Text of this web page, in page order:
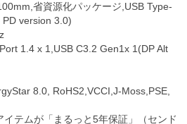
省資源化パッケージ,USB Type-
version 3.0)
1.4 x 1,USB C3.2 Gen1x 1(DP Alt
8.0, RoHS2,VCCI,J-Moss,PSE,
テムが「まるっと5年保証」（センド